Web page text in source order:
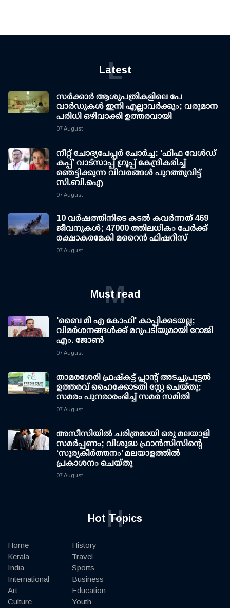
Latest
L
സര്‍ക്കാര്‍ ആശുപത്രികളിലെ പേ
വാര്‍ഡുകള്‍ ഇനി എല്ലാവര്‍ക്കും; വരുമാന
പരിധി ഒഴിവാക്കി ഉത്തരവായി
07 August
നീറ്റ് ചോദ്യപേപ്പര്‍ ചോര്‍ച്ച: 'ഫിഫ വേള്‍ഡ്
കപ്പ്' വാട്സാപ്പ് ഗ്രൂപ്പ് കേന്ദ്രീകരിച്ച്
ഞെട്ടിക്കുന്ന വിവരങ്ങള്‍ പുറത്തുവിട്ട്
സി.ബി.ഐ
07 August
10 വര്‍ഷത്തിനിടെ കടല്‍ കവര്‍ന്നത് 469
ജീവനുകള്‍; 47000 ത്തിലധികം പേര്‍ക്ക്
രക്ഷാകരമേകി മറൈന്‍ ഫിഷറീസ്
07 August
Must read
M
'ബൈ മീ എ കോഫി' കാപ്പിക്കടയല്ല;
വിമര്‍ശനങ്ങള്‍ക്ക് മറുപടിയുമായി റോജി
എം. ജോണ്‍
07 August
താമരശേരി ഫ്രഷ്കട്ട് പ്ലാന്റ് അടച്ചുപൂട്ടൽ
ഉത്തരവ് ഹൈക്കോടതി സ്റ്റേ ചെയ്തു;
സമരം പുനരാരംഭിച്ച് സമര സമിതി
07 August
അസീസിയിൽ ചരിത്രമായി ഒരു മലയാളി
സമർപ്പണം; വിശുദ്ധ ഫ്രാൻസിസിന്റെ
‘സൂര്യകീർത്തനം’ മലയാളത്തിൽ
പ്രകാശനം ചെയ്തു
07 August
Hot Topics
H
Home
Kerala
India
International
Art
Culture
History
Travel
Sports
Business
Education
Youth